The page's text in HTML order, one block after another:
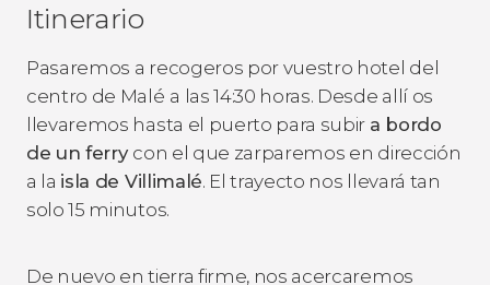
Itinerario
Pasaremos a recogeros por vuestro hotel del
centro de Malé a las 14:30 horas. Desde allí os
llevaremos hasta el puerto para subir a bordo
de un ferry con el que zarparemos en dirección
a la isla de Villimalé. El trayecto nos llevará tan
solo 15 minutos.
De nuevo en tierra firme, nos acercaremos